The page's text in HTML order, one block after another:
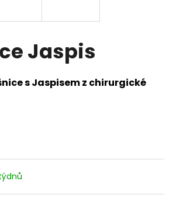
Jaspis
s Jaspisem z chirurgické